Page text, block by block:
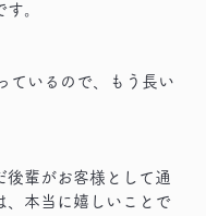
。
ているので、もう長い
後輩がお客様として通
、本当に嬉しいことで